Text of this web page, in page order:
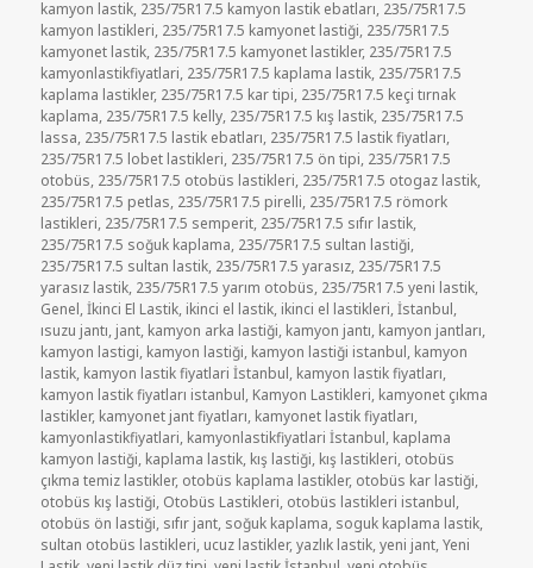
kamyon lastik, 235/75R17.5 kamyon lastik ebatları, 235/75R17.5
kamyon lastikleri, 235/75R17.5 kamyonet lastiği, 235/75R17.5
kamyonet lastik, 235/75R17.5 kamyonet lastikler, 235/75R17.5
kamyonlastikfiyatlari, 235/75R17.5 kaplama lastik, 235/75R17.5
kaplama lastikler, 235/75R17.5 kar tipi, 235/75R17.5 keçi tırnak
kaplama, 235/75R17.5 kelly, 235/75R17.5 kış lastik, 235/75R17.5
lassa, 235/75R17.5 lastik ebatları, 235/75R17.5 lastik fiyatları,
235/75R17.5 lobet lastikleri, 235/75R17.5 ön tipi, 235/75R17.5
otobüs, 235/75R17.5 otobüs lastikleri, 235/75R17.5 otogaz lastik,
235/75R17.5 petlas, 235/75R17.5 pirelli, 235/75R17.5 römork
lastikleri, 235/75R17.5 semperit, 235/75R17.5 sıfır lastik,
235/75R17.5 soğuk kaplama, 235/75R17.5 sultan lastiği,
235/75R17.5 sultan lastik, 235/75R17.5 yarasız, 235/75R17.5
yarasız lastik, 235/75R17.5 yarım otobüs, 235/75R17.5 yeni lastik,
Genel,İkinci El Lastik, ikinci el lastik, ikinci el lastikleri,İstanbul,
ısuzu jantı, jant, kamyon arka lastiği, kamyon jantı, kamyon jantları,
kamyon lastigi, kamyon lastiği, kamyon lastiği istanbul, kamyon
lastik, kamyon lastik fiyatlari İstanbul, kamyon lastik fiyatları,
kamyon lastik fiyatları istanbul, Kamyon Lastikleri, kamyonet çıkma
lastikler, kamyonet jant fiyatları, kamyonet lastik fiyatları,
kamyonlastikfiyatlari, kamyonlastikfiyatlari İstanbul, kaplama
kamyon lastiği, kaplama lastik, kış lastiği, kış lastikleri, otobüs
çıkma temiz lastikler, otobüs kaplama lastikler, otobüs kar lastiği,
otobüs kış lastiği, Otobüs Lastikleri, otobüs lastikleri istanbul,
otobüs ön lastiği, sıfır jant, soğuk kaplama, soguk kaplama lastik,
sultan otobüs lastikleri, ucuz lastikler,yazlık lastik,yeni jant,Yeni